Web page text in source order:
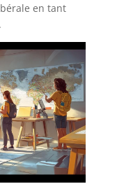
en tant